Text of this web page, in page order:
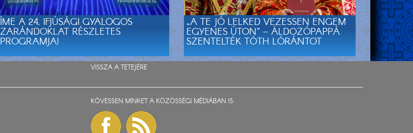
ÍME A 24. IFJÚSÁGI GYALOGOS
ZARÁNDOKLAT RÉSZLETES
PROGRAMJA!
„A TE JÓ LELKED VEZESSEN ENGEM
EGYENES ÚTON” – ÁLDOZÓPAPPÁ
SZENTELTÉK TÓTH LÓRÁNTOT
VISSZA A TETEJÉRE
KÖVESSEN MINKET A KÖZÖSSÉGI MÉDIÁBAN IS: